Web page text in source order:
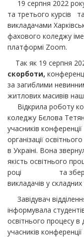
19 серпня 2022
та третього курсів та
викладачами
фахового коледжу
платформі Zoom.
Так як 19 серпня
скорботи,
за загиблими
житлових масивів
Відкрила роботу
коледжу Бєлова
учасників
організації
в Украіні. Вона
якість освітнього
році та зберегти
викладачів у
Завідувач
інформувала
освітнього процесу
учасників